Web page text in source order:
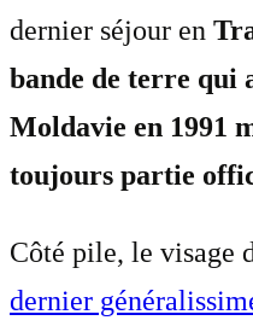
dernier séjour en
bande de terre qui
Moldavie en 1991
toujours partie
Côté pile, le visage
dernier